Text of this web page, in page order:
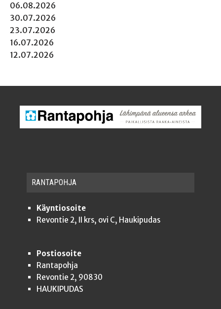
06.08.2026
30.07.2026
23.07.2026
16.07.2026
12.07.2026
RAN­TA­POH­JA
Käyntiosoite
Revontie 2, II krs, ovi C, Haukipudas
Postiosoite
Rantapohja
Revontie 2, 90830
HAUKIPUDAS